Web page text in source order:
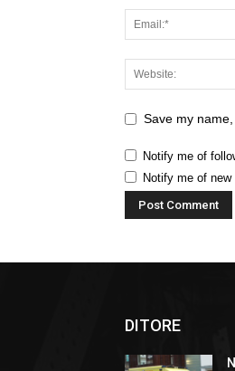
Save my
Notify me of
Notify me of new
DITORE